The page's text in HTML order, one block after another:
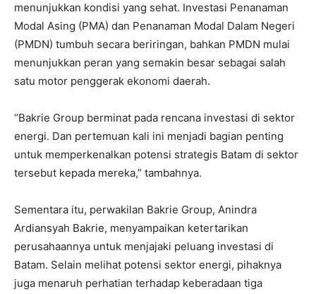
menunjukkan kondisi yang sehat. Investasi Penanaman
Modal Asing (PMA) dan Penanaman Modal Dalam Negeri
(PMDN) tumbuh secara beriringan, bahkan PMDN mulai
menunjukkan peran yang semakin besar sebagai salah
satu motor penggerak ekonomi daerah.
“Bakrie Group berminat pada rencana investasi di sektor
energi. Dan pertemuan kali ini menjadi bagian penting
untuk memperkenalkan potensi strategis Batam di sektor
tersebut kepada mereka,” tambahnya.
Sementara itu, perwakilan Bakrie Group, Anindra
Ardiansyah Bakrie, menyampaikan ketertarikan
perusahaannya untuk menjajaki peluang investasi di
Batam. Selain melihat potensi sektor energi, pihaknya
juga menaruh perhatian terhadap keberadaan tiga